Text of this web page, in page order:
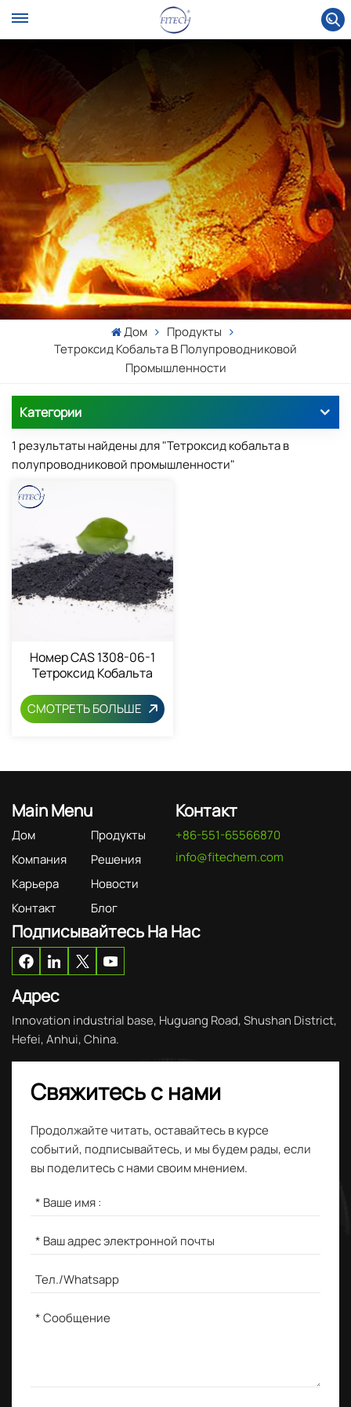
Дом
Продукты
Тетроксид Кобальта В Полупроводниковой
Промышленности
Категории
1 результаты найдены для "Тетроксид кобальта в
полупроводниковой промышленности"
Номер CAS 1308-06-1
Тетроксид Кобальта
СМОТРЕТЬ БОЛЬШЕ
Main Menu
Дом
Продукты
Компания
Решения
Карьера
Новости
Контакт
Блог
Контакт
+86-551-65566870
info@fitechem.com
Подписывайтесь На Нас
Адрес
Innovation industrial base, Huguang Road, Shushan District,
Hefei, Anhui, China.
Свяжитесь с нами
Продолжайте читать, оставайтесь в курсе
событий, подписывайтесь, и мы будем рады, если
вы поделитесь с нами своим мнением.